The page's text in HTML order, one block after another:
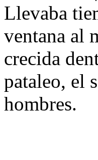
Llevaba
ventana al
crecida
pataleo, el
hombres.